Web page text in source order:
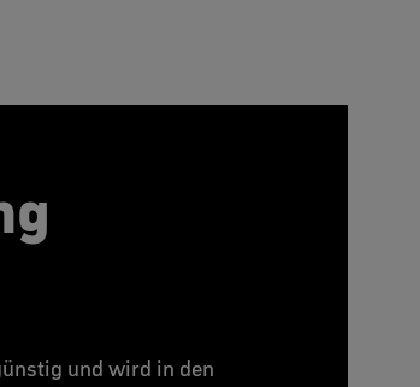
und wird in den